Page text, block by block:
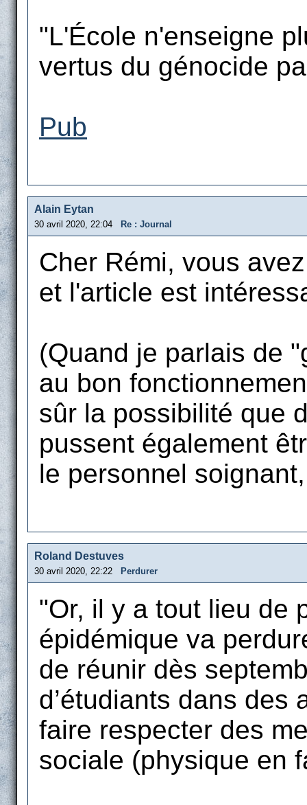
"L'École n'enseigne
vertus du génocide
Pub
Alain Eytan
30 avril 2020, 22:04 Re : Journal
Cher Rémi, vous
et l'article est
(Quand je parlais de
au bon
sûr la possibilité que
pussent également
le personnel
Roland Destuves
30 avril 2020, 22:22 Perdurer
"Or, il y a tout lieu de
épidémique va
de réunir dès
d’étudiants dans des
faire respecter des
sociale (physique en